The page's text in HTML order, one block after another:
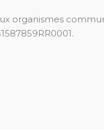
organismes